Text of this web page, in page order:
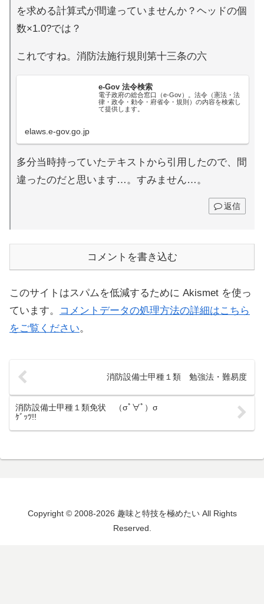
を求める計算式が間違っていませんか？ヘッドの個
数×1.0?では？
これですね。消防法施行規則第十三条の六
e-Gov 法令検索
電子政府の総合窓口（e-Gov）。法令（憲法・法
律・政令・勅令・府省令・規則）の内容を検索し
て提供します。
elaws.e-gov.go.jp
多分当時持っていたテキストから引用したので、間
違ったのだと思います…。すみません…。
返信
コメントを書き込む
このサイトはスパムを低減するために Akismet を使っ
ています。
コメントデータの処理方法の詳細はこちら
をご覧ください。
消防設備士甲種１類 勉強法・難易度
消防設備士甲種１類免状 （σﾟ∀ﾟ）σ
ｹﾞｯﾂ!!
Copyright © 2008-2026 趣味と特技を極めたい All Rights
Reserved.